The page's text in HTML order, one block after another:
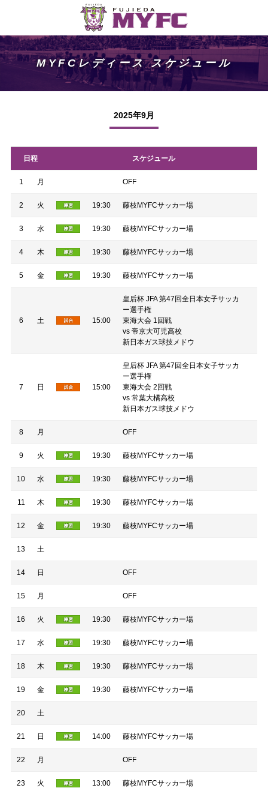
MYFCレディース スケジュール
2025年9月
日程 スケジュール
1 月 OFF
2 火 19:30 藤枝MYFCサッカー場
3 水 19:30 藤枝MYFCサッカー場
4 木 19:30 藤枝MYFCサッカー場
5 金 19:30 藤枝MYFCサッカー場
6 土 15:00
皇后杯 JFA 第47回全日本女子サッカ
ー選手権
東海大会 1回戦
vs 帝京大可児高校
新日本ガス球技メドウ
7 日 15:00
皇后杯 JFA 第47回全日本女子サッカ
ー選手権
東海大会 2回戦
vs 常葉大橘高校
新日本ガス球技メドウ
8 月 OFF
9 火 19:30 藤枝MYFCサッカー場
10 水 19:30 藤枝MYFCサッカー場
11 木 19:30 藤枝MYFCサッカー場
12 金 19:30 藤枝MYFCサッカー場
13 土
14 日 OFF
15 月 OFF
16 火 19:30 藤枝MYFCサッカー場
17 水 19:30 藤枝MYFCサッカー場
18 木 19:30 藤枝MYFCサッカー場
19 金 19:30 藤枝MYFCサッカー場
20 土
21 日 14:00 藤枝MYFCサッカー場
22 月 OFF
23 火 13:00 藤枝MYFCサッカー場